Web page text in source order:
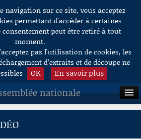
navigation sur ce site, vous acceptez
permettant d'accéder à certaines
peut être retiré à tout
moment.
pas l’utilisation de cookies, les
d’extraits et de découpe ne
OK En savoir plus
nationale